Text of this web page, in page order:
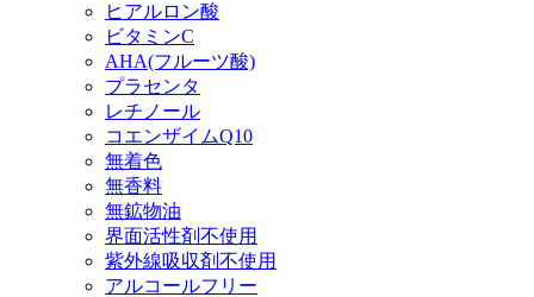
ヒアルロン酸
ビタミンC
AHA(フルーツ酸)
プラセンタ
レチノール
コエンザイムQ10
無着色
無香料
無鉱物油
界面活性剤不使用
紫外線吸収剤不使用
アルコールフリー